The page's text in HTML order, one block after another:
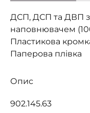
ДСП, ДСП та ДВП
наповнювачем
Пластикова
Паперова плівка
Опис
902.145.63